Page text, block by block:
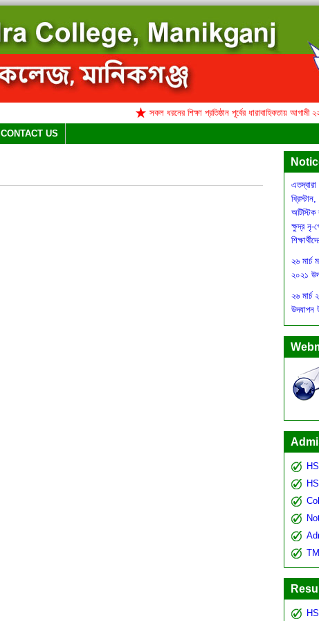
সকল ধরনের শিক্ষা প্রতিষ্ঠান পূর্বের ধারাবাহিকতায় আগামী ২২
CONTACT US
পর্যন্ত
খ্রিস্টান,
ক্ষুদ্র
২৬
২০২১
২৬
উদযাপন
রচনা
জাতির
সভায়
টায়